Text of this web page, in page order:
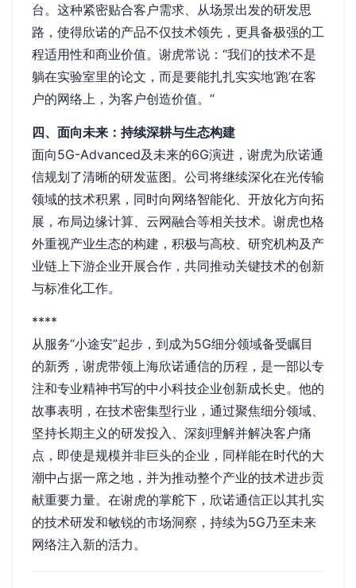
台。这种紧密贴合客户需求、从场景出发的研发思
路，使得欣诺的产品不仅技术领先，更具备极强的工
程适用性和商业价值。谢虎常说：“我们的技术不是
躺在实验室里的论文，而是要能扎扎实实地‘跑’在客
户的网络上，为客户创造价值。”
四、面向未来：持续深耕与生态构建
面向5G-Advanced及未来的6G演进，谢虎为欣诺通
信规划了清晰的研发蓝图。公司将继续深化在光传输
领域的技术积累，同时向网络智能化、开放化方向拓
展，布局边缘计算、云网融合等相关技术。谢虎也格
外重视产业生态的构建，积极与高校、研究机构及产
业链上下游企业开展合作，共同推动关键技术的创新
与标准化工作。
****
从服务“小途安”起步，到成为5G细分领域备受瞩目
的新秀，谢虎带领上海欣诺通信的历程，是一部以专
注和专业精神书写的中小科技企业创新成长史。他的
故事表明，在技术密集型行业，通过聚焦细分领域、
坚持长期主义的研发投入、深刻理解并解决客户痛
点，即使是规模并非巨头的企业，同样能在时代的大
潮中占据一席之地，并为推动整个产业的技术进步贡
献重要力量。在谢虎的掌舵下，欣诺通信正以其扎实
的技术研发和敏锐的市场洞察，持续为5G乃至未来
网络注入新的活力。